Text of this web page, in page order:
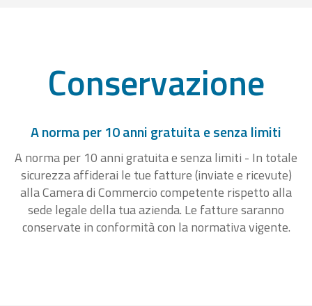
Conservazione
A norma per 10 anni gratuita e senza limiti
A norma per 10 anni gratuita e senza limiti - In totale
sicurezza affiderai le tue fatture (inviate e ricevute)
alla Camera di Commercio competente rispetto alla
sede legale della tua azienda. Le fatture saranno
conservate in conformità con la normativa vigente.